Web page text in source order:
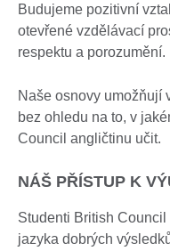
Budujeme pozitivní
otevřené vzdělávací
respektu a porozumění.
Naše osnovy umožňují
bez ohledu na to, v
Council angličtinu učit.
NÁŠ PŘÍSTUP K
Studenti British
jazyka dobrých